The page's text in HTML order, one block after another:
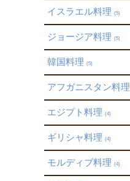
イスラエル料理 (5)
ジョージア料理 (5)
韓国料理 (5)
アフガニスタン料理
エジプト料理 (4)
ギリシャ料理 (4)
モルディブ料理 (4)